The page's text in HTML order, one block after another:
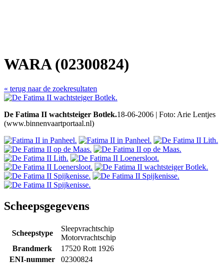
WARA (02300824)
« terug naar de zoekresultaten
De Fatima II wachtsteiger Botlek.18-06-2006 | Foto: Arie Lentjes
(www.binnenvaartportaal.nl)
Scheepsgegevens
Scheepstype
Sleepvrachtschip
Motorvrachtschip
Brandmerk
17520 Rott 1926
ENI-nummer
02300824